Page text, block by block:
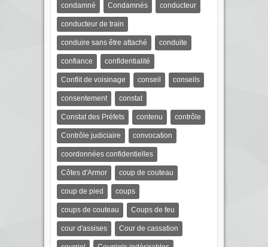
condamné Condamnés conducteur
conducteur de train
conduire sans être attaché conduite
confiance confidentialité
Conflit de voisinage conseil conseils
consentement constat
Constat des Préfets contenu contrôle
Contrôle judiciaire convocation
coordonnées confidentielles
Côtes d'Armor coup de couteau
coup de pied coups
coups de couteau Coups de feu
cour d'assises Cour de cassation